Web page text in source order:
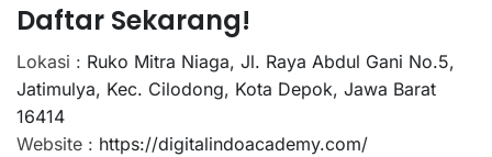
Daftar Sekarang!
Lokasi : Ruko Mitra Niaga, Jl. Raya Abdul Gani No.5,
Jatimulya, Kec. Cilodong, Kota Depok, Jawa Barat
16414
Website : https://digitalindoacademy.com/